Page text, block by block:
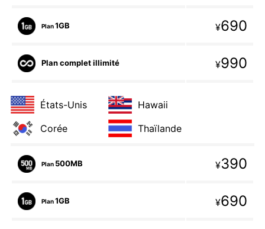
Plan1GB ¥690
Plan complet illimité ¥990
États-Unis
Hawaii
Corée
Thaïlande
Plan 500MB ¥390
Plan1GB ¥690